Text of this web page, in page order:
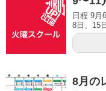
日程 9月
8日、15
8月の